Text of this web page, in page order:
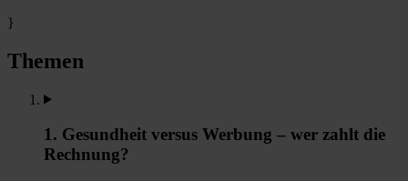
}
Themen
1. Gesundheit versus Werbung – wer zahlt die
Rechnung?